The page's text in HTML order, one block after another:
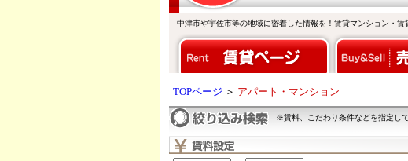
中津市や宇佐市等の地域に密着した情報を！賃貸マンション・
TOPページ ＞ アパート・マンション
※賃料、こだわり条件などを指定し